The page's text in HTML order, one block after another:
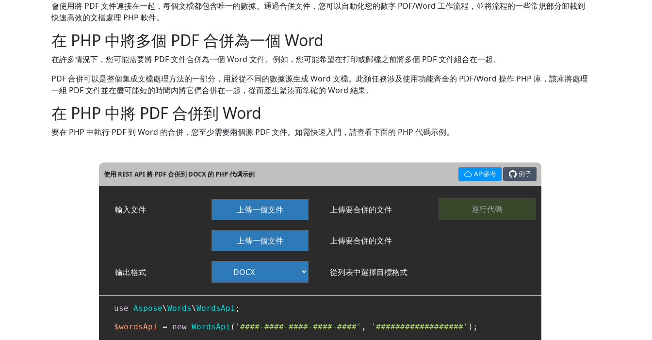
會使用將 PDF 文件連接在一起，每個文檔都包含唯一的數據。通過合併文件，您可以自動化您的數字 PDF/Word 工作流程，並將流程的一些常規部分卸載到
快速高效的文檔處理 PHP 軟件。
在 PHP 中將多個 PDF 合併為一個 Word
在許多情況下，您可能需要將 PDF 文件合併為一個 Word 文件。例如，您可能希望在打印或歸檔之前將多個 PDF 文件組合在一起。
PDF 合併可以是整個集成文檔處理方法的一部分，用於從不同的數據源生成 Word 文檔。此類任務涉及使用功能齊全的 PDF/Word 操作 PHP 庫，該庫將處理
一組 PDF 文件並在盡可能短的時間內將它們合併在一起，從而產生緊湊而準確的 Word 結果。
在 PHP 中將 PDF 合併到 Word
要在 PHP 中執行 PDF 到 Word 的合併，您至少需要兩個源 PDF 文件。如需快速入門，請查看下面的 PHP 代碼示例。
使用 REST API 將 PDF 合併到 DOCX 的 PHP 代碼示例 API參考 例子
輸入文件 上傳一個文件 上傳要合併的文件 運行代碼
上傳一個文件 上傳要合併的文件
輸出格式 從列表中選擇目標格式
use Aspose\Words\WordsApi ;
$wordsApi = new WordsApi ( '####-####-####-####-####' , '##################' );